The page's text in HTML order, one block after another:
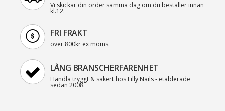
Vi skickar din order samma dag om du beställer innan
kl.12.
FRI FRAKT
över 800kr ex moms.
LÅNG BRANSCHERFARENHET
Handla tryggt & säkert hos Lilly Nails - etablerade
sedan 2008.